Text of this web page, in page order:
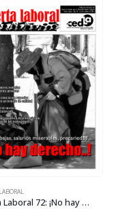
Alerta Laboral 72: ¡No hay derecho..!